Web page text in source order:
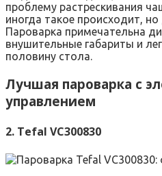
проблему растрескивания
иногда такое происходит,
Пароварка примечательна
внушительные габариты и
половину стола.
Лучшая пароварка с
управлением
2. Tefal VC300830